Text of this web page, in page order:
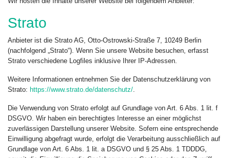
Strato
Anbieter ist die Strato AG, Otto-Ostrowski-Straße 7, 10249 Berlin
(nachfolgend „Strato“). Wenn Sie unsere Website besuchen, erfasst
Strato verschiedene Logfiles inklusive Ihrer IP-Adressen.
Weitere Informationen entnehmen Sie der Datenschutzerklärung von
Strato: https://www.strato.de/datenschutz/.
Die Verwendung von Strato erfolgt auf Grundlage von Art. 6 Abs. 1 lit. f
DSGVO. Wir haben ein berechtigtes Interesse an einer möglichst
zuverlässigen Darstellung unserer Website. Sofern eine entsprechende
Einwilligung abgefragt wurde, erfolgt die Verarbeitung ausschließlich auf
Grundlage von Art. 6 Abs. 1 lit. a DSGVO und § 25 Abs. 1 TDDDG,